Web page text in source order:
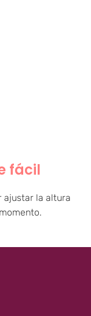
fácil
ajustar la altura